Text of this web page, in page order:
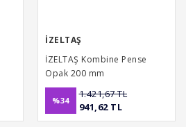
İZELTAŞ
İZELTAŞ Kombine Pense
Opak 200 mm
%34
1.421,67 TL
941,62 TL